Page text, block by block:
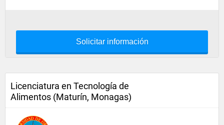
Solicitar información
Licenciatura en Tecnología de
Alimentos (Maturín, Monagas)